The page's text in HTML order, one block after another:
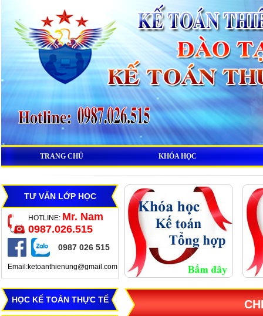
TRANG CHỦ KHÓA HỌC
TƯ VẤN LỚP HỌC
HOTLINE: Mr. Nam
0987.026.515
0987 026 515
Email:ketoanthienung@gmail.com
HỌC KẾ TOÁN THỰC TẾ